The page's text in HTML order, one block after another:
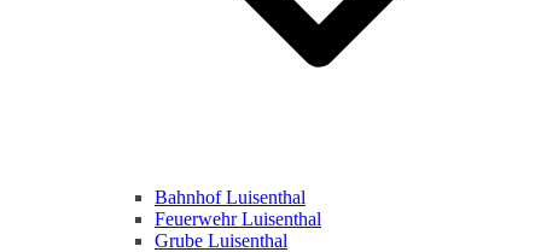
Bahnhof Luisenthal
Feuerwehr Luisenthal
Grube Luisenthal